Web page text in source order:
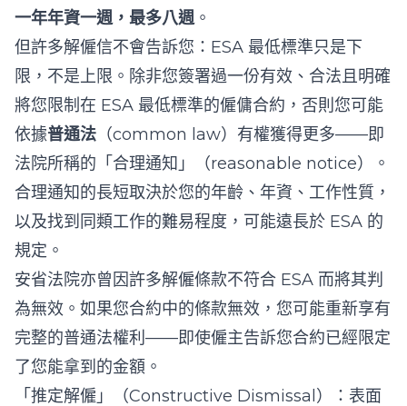
一年年資一週，最多八週。
但許多解僱信不會告訴您：ESA 最低標準只是下
限，不是上限。除非您簽署過一份有效、合法且明確
將您限制在 ESA 最低標準的僱傭合約，否則您可能
依據普通法 （common law）有權獲得更多——即
法院所稱的「合理通知」（reasonable notice）。
合理通知的長短取決於您的年齡、年資、工作性質，
以及找到同類工作的難易程度，可能遠長於 ESA 的
規定。
安省法院亦曾因許多解僱條款不符合 ESA 而將其判
為無效。如果您合約中的條款無效，您可能重新享有
完整的普通法權利——即使僱主告訴您合約已經限定
了您能拿到的金額。
「推定解僱」（Constructive Dismissal）：表面